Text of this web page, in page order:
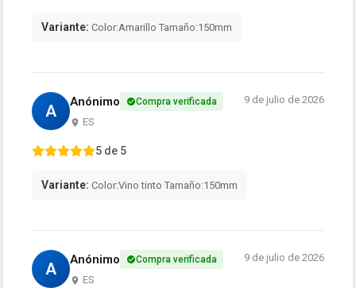
Variante: Color:Amarillo Tamaño:150mm
A Anónimo Compra verificada
ES
9 de julio de 2026
5 de 5
Variante: Color:Vino tinto Tamaño:150mm
A Anónimo Compra verificada
ES
9 de julio de 2026